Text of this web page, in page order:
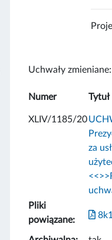
Uchwały zmieniane:
Numer Tytuł
XLIV/1185/20
za
<<
Pliki
powiązane: